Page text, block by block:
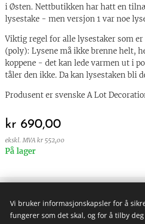
i Østen. Nettbutikken har hatt en
lysestake - men versjon 1 var noe
Viktig regel for alle lysestaker som
(poly): Lysene må ikke brenne helt,
koppene - det kan lede varmen ut i
tåler den ikke. Da kan lysestaken bli
Produsent er svenske A Lot
kr 690,00
ekskl. MVA kr 552,00
På lager
Vilkår og betingelser|
Informasjonskapsler
Vi bruker informasjonskapsler for å
fungerer som det skal, og for å tilby